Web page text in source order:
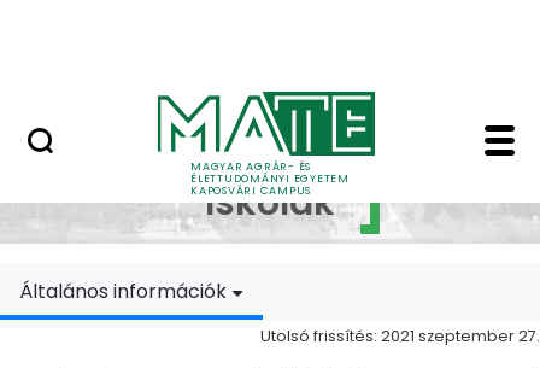
MAGYAR AGRÁR- ÉS
ÉLETTUDOMÁNYI EGYETEM
KAPOSVÁRI CAMPUS
Doktori Iskolák -
Doktori
Iskolák
Általános információk
Utolsó frissítés: 2021 szeptember 27.